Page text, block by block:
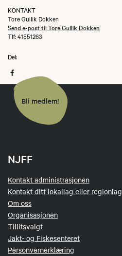
KONTAKT
Tore Gullik Dokken
Send e-post til Tore Gullik Dokken
Tlf: 41551263
Del:
Bli medlem!
NJFF
Kontakt administrasjonen
Kontakt ditt lokallag eller regionlag
Om oss
Organisasjonen
Tillitsvalgt
Jakt- og Fiskesenteret
Personvernerklæring